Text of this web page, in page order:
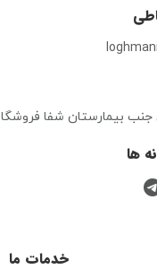
بیمارستان شفا
ها
خدمات ما